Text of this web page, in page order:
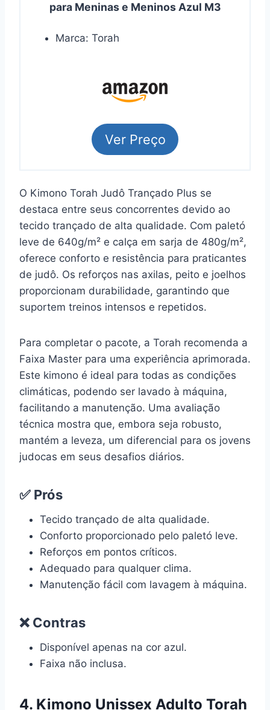
para Meninas e Meninos Azul M3
Marca: Torah
Ver Preço
O Kimono Torah Judô Trançado Plus se
destaca entre seus concorrentes devido ao
tecido trançado de alta qualidade. Com paletó
leve de 640g/m² e calça em sarja de 480g/m²,
oferece conforto e resistência para praticantes
de judô. Os reforços nas axilas, peito e joelhos
proporcionam durabilidade, garantindo que
suportem treinos intensos e repetidos.
Para completar o pacote, a Torah recomenda a
Faixa Master para uma experiência aprimorada.
Este kimono é ideal para todas as condições
climáticas, podendo ser lavado à máquina,
facilitando a manutenção. Uma avaliação
técnica mostra que, embora seja robusto,
mantém a leveza, um diferencial para os jovens
judocas em seus desafios diários.
✅ Prós
Tecido trançado de alta qualidade.
Conforto proporcionado pelo paletó leve.
Reforços em pontos críticos.
Adequado para qualquer clima.
Manutenção fácil com lavagem à máquina.
❌ Contras
Disponível apenas na cor azul.
Faixa não inclusa.
4. Kimono Unissex Adulto Torah